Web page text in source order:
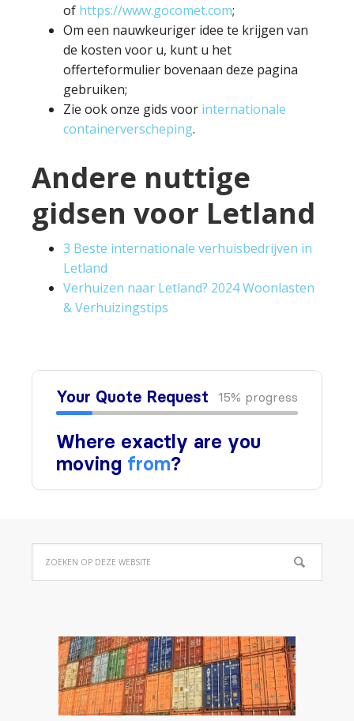
of https://www.gocomet.com;
Om een nauwkeuriger idee te krijgen van
de kosten voor u, kunt u het
offerteformulier bovenaan deze pagina
gebruiken;
Zie ook onze gids voor internationale
containerverscheping.
Andere nuttige
gidsen voor Letland
3 Beste internationale verhuisbedrijven in
Letland
Verhuizen naar Letland? 2024 Woonlasten
& Verhuizingstips